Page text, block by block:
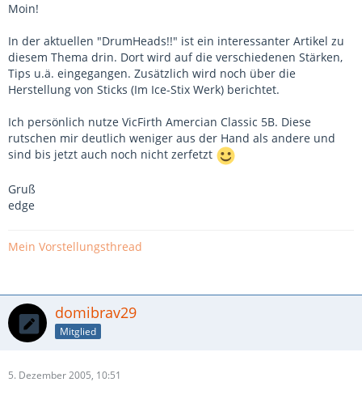
Moin!
In der aktuellen "DrumHeads!!" ist ein interessanter Artikel zu
diesem Thema drin. Dort wird auf die verschiedenen Stärken,
Tips u.ä. eingegangen. Zusätzlich wird noch über die
Herstellung von Sticks (Im Ice-Stix Werk) berichtet.
Ich persönlich nutze VicFirth Amercian Classic 5B. Diese
rutschen mir deutlich weniger aus der Hand als andere und
sind bis jetzt auch noch nicht zerfetzt
Gruß
edge
Mein Vorstellungsthread
domibrav29
Mitglied
5. Dezember 2005, 10:51